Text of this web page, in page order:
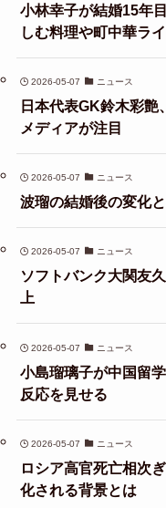
小林幸子が結婚15年
しむ料理や町中華ラ
2026-05-07 ニュース
日本代表GK鈴木彩艶
メディアが注目
2026-05-07 ニュース
波瑠の結婚後の変化
2026-05-07 ニュース
ソフトバンク大関友
上
2026-05-07 ニュース
小島瑠璃子が中国留
反応を見せる
2026-05-07 ニュース
ロシア高官死亡相次
化される背景とは